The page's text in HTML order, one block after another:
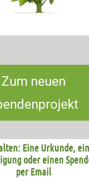
Zum neuen
Eine Urkunde,
oder einen
per Email